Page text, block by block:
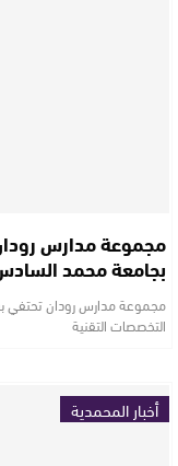
مجموعة مدارس
بجامعة محمد
مجموعة مدارس رودان تحتفي
التخصصات التقنية
أخبار المحمدية